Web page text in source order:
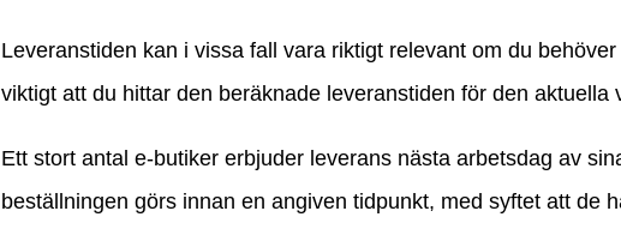
Leveranstiden kan i vissa fall vara riktigt relevant om du
viktigt att du hittar den beräknade leveranstiden för den aktuella
Ett stort antal e-butiker erbjuder leverans nästa arbetsdag av
beställningen görs innan en angiven tidpunkt, med syftet att de